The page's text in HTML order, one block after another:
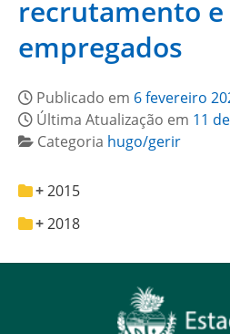
recrutamento e
empregados
Publicado em 6 fevereiro
Última Atualização em 11
Categoria hugo/gerir
2015
2018